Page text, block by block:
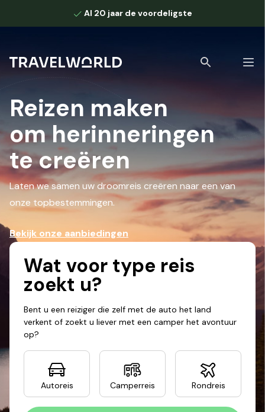
Al 20 jaar de voordeligste
Bekijk alle zoekresultaten
Reizenmaken
om herinneringen
te creëren
Laten we samen uw droomreis creëren naar een van
onze topbestemmingen.
Bekijk onze aanbiedingen
Wat voor type reis
zoekt u?
Bent u een reiziger die zelf met de auto het land
verkent of zoekt u liever met een camper het avontuur
op?
Autoreis Camperreis Rondreis